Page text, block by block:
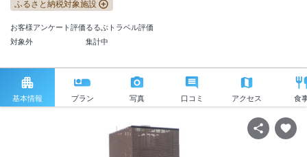
ふるさと納税対象施設
お客様アンケート評価
対象外
るるぶトラベル評価
集計中
基本情報 プラン 写真 口コミ アクセス 食